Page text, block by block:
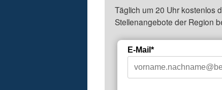
Täglich um 20 Uhr kostenlos
Stellenangebote der Region
E-Mail*